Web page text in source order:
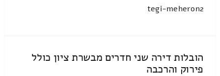
tegi-meheron2
הובלות דירה שני חדרים מבשרת ציון כולל
פירוק והרכבה